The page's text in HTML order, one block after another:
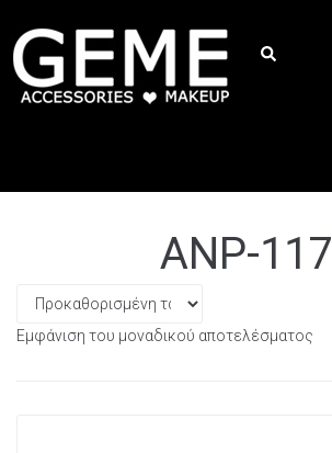
ANP-117
Εμφάνιση του μοναδικού αποτελέσματος